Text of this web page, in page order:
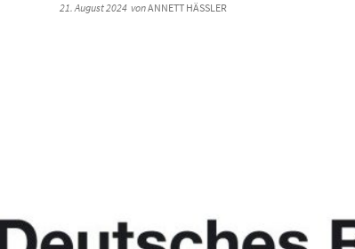
21. August 2024 vonANNETT HÄSSLER